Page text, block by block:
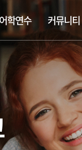
격반
어학연수
주니어연수
커뮤니티
출국준비 유
설명